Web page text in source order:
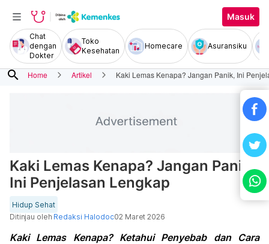
Masuk
Chat
dengan
Dokter
Toko
Kesehatan
Homecare Asuransiku
search Home Artikel Kaki Lemas Kenapa? Jangan Panik, Ini
Kaki Lemas Kenapa? Jangan Panik,
Ini Penjelasan Lengkap
Hidup Sehat
Ditinjau oleh Redaksi Halodoc02 Maret 2026
Kaki Lemas Kenapa? Ketahui Penyebab dan Cara